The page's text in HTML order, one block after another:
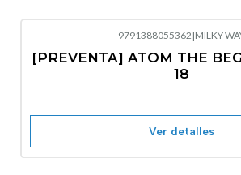
9791388055362 |MILKY
[PREVENTA] ATOM THE
18
Ver detalles